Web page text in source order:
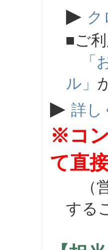
▶ ク
■ご利
ル」
▶ 詳し
※コ
て直
（営
する